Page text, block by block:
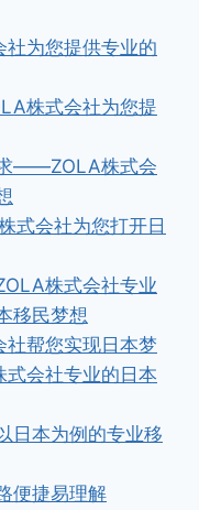
为您提供专业的
株式会社为您提
——ZOLA株式会
式会社为您打开日
株式会社专业
移民梦想
帮您实现日本梦
会社专业的日本
本为例的专业移
便捷易理解